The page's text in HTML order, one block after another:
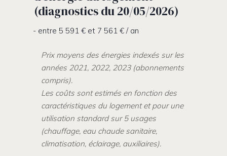
(diagnostics du 20/05/2026)
entre 5 591 € et 7 561 € / an
Prix moyens des énergies indexés sur les
années 2021, 2022, 2023 (abonnements
compris).
Les coûts sont estimés en fonction des
caractéristiques du logement et pour une
utilisation standard sur 5 usages
(chauffage, eau chaude sanitaire,
climatisation, éclairage, auxiliaires).